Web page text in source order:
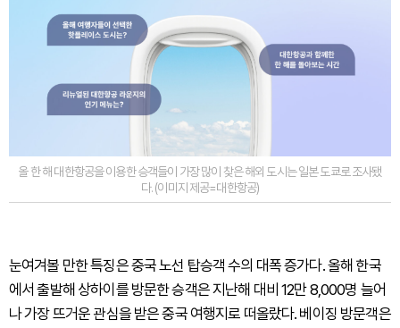
올 한 해 대한항공을 이용한 승객들이 가장 많이 찾은 해외 도시는 일본 도쿄로 조사됐
다. (이미지 제공=대한항공)
눈여겨볼 만한 특징은 중국 노선 탑승객 수의 대폭 증가다. 올해 한국
에서 출발해 상하이를 방문한 승객은 지난해 대비 12만 8,000명 늘어
나 가장 뜨거운 관심을 받은 중국 여행지로 떠올랐다. 베이징 방문객은